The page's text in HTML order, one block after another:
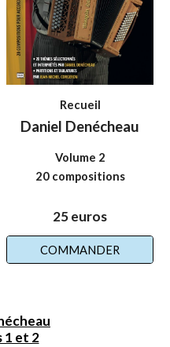
Recueil
Daniel Denécheau
Volume 2
20 compositions
25 euros
COMMANDER
1 et 2